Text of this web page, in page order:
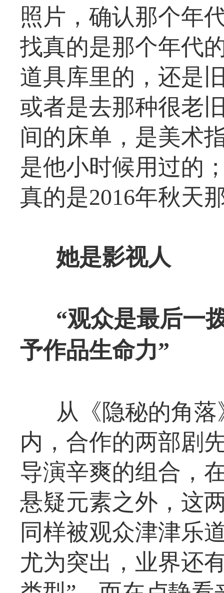
照片，确认那个年
找真的是那个年代
道具库里的，还是
或者是去那种很老
间的床单，是美术
是他小时候用过的
真的是2016年秋天
她是影视人
“观众是最后一
予作品生命力”
从《隐秘的角
内，合作的两部剧
导演辛爽的组合，
悬疑元素之外，这
同样被观众津津乐
尤为突出，业界还